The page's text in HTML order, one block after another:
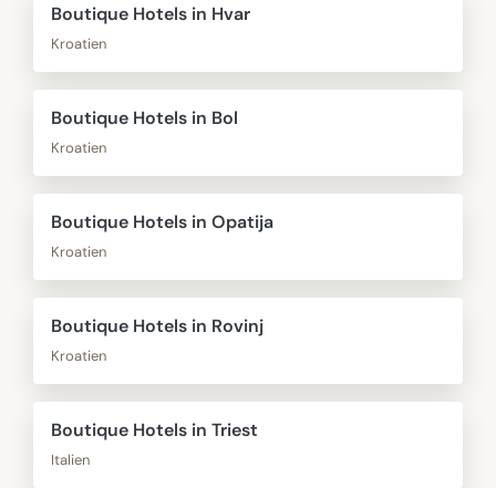
Boutique Hotels in Hvar
Kroatien
Boutique Hotels in Bol
Kroatien
Boutique Hotels in Opatija
Kroatien
Boutique Hotels in Rovinj
Kroatien
Boutique Hotels in Triest
Italien